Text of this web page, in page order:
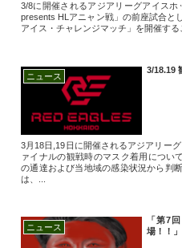
3/8に開催されるアジアリーグアイス
presents HLアニャン戦」の前座試合と
アイス・チャレンジマッチ」を開催す
ニュース
3/18.19
3月18日,19日に開催されるアジアリー
ァイナルの観戦時のマスク着用につい
の通達および当地域の感染状況から判
は、...
ニュース
「第7
場！！